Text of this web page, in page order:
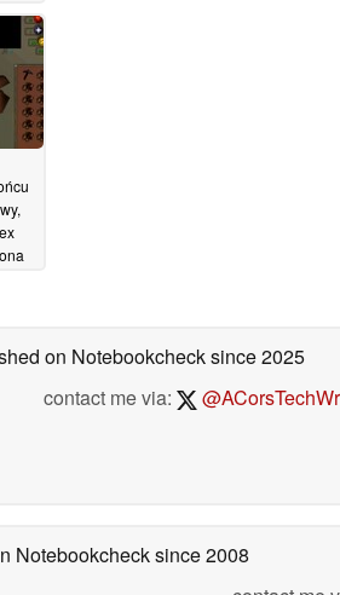
on Notebookchecksince 2025
contact me via:
Notebookchecksince 2008